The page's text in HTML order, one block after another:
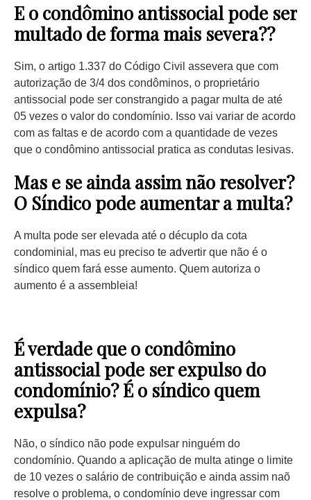
E o condômino antissocial pode ser
multado de forma mais severa??
Sim, o artigo 1.337 do Código Civil assevera que com
autorização de 3/4 dos condôminos, o proprietário
antissocial pode ser constrangido a pagar multa de até
05 vezes o valor do condomínio. Isso vai variar de acordo
com as faltas e de acordo com a quantidade de vezes
que o condômino antissocial pratica as condutas lesivas.
Mas e se ainda assim não resolver?
O Síndico pode aumentar a multa?
A multa pode ser elevada até o décuplo da cota
condominial, mas eu preciso te advertir que não é o
síndico quem fará esse aumento. Quem autoriza o
aumento é a assembleia!
É verdade que o condômino
antissocial pode ser expulso do
condomínio? É o síndico quem
expulsa?
Não, o síndico não pode expulsar ninguém do
condomínio. Quando a aplicação de multa atinge o limite
de 10 vezes o salário de contribuição e ainda assim naõ
resolve o problema, o condomínio deve ingressar com